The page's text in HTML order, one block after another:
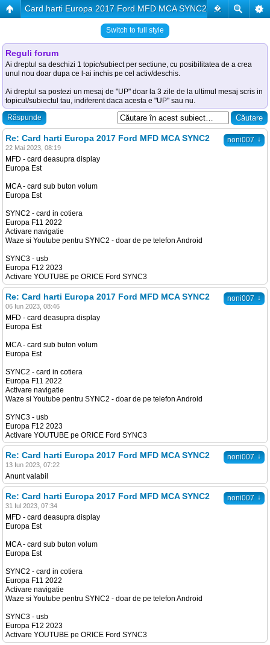
�
Card harti Europa 2017 Ford MFD MCA SYNC2
Switch to full style
Reguli forum
Ai dreptul sa deschizi 1 topic/subiect per sectiune, cu posibilitatea de a crea
unul nou doar dupa ce l-ai inchis pe cel activ/deschis.
Ai dreptul sa postezi un mesaj de "UP" doar la 3 zile de la ultimul mesaj scris in
topicul/subiectul tau, indiferent daca acesta e "UP" sau nu.
Răspunde
noni007 ↓
Re: Card harti Europa 2017 Ford MFD MCA SYNC2
22 Mai 2023, 08:19
MFD - card deasupra display
Europa Est
MCA - card sub buton volum
Europa Est
SYNC2 - card in cotiera
Europa F11 2022
Activare navigatie
Waze si Youtube pentru SYNC2 - doar de pe telefon Android
SYNC3 - usb
Europa F12 2023
Activare YOUTUBE pe ORICE Ford SYNC3
noni007 ↓
Re: Card harti Europa 2017 Ford MFD MCA SYNC2
06 Iun 2023, 08:46
MFD - card deasupra display
Europa Est
MCA - card sub buton volum
Europa Est
SYNC2 - card in cotiera
Europa F11 2022
Activare navigatie
Waze si Youtube pentru SYNC2 - doar de pe telefon Android
SYNC3 - usb
Europa F12 2023
Activare YOUTUBE pe ORICE Ford SYNC3
noni007 ↓
Re: Card harti Europa 2017 Ford MFD MCA SYNC2
13 Iun 2023, 07:22
Anunt valabil
noni007 ↓
Re: Card harti Europa 2017 Ford MFD MCA SYNC2
31 Iul 2023, 07:34
MFD - card deasupra display
Europa Est
MCA - card sub buton volum
Europa Est
SYNC2 - card in cotiera
Europa F11 2022
Activare navigatie
Waze si Youtube pentru SYNC2 - doar de pe telefon Android
SYNC3 - usb
Europa F12 2023
Activare YOUTUBE pe ORICE Ford SYNC3